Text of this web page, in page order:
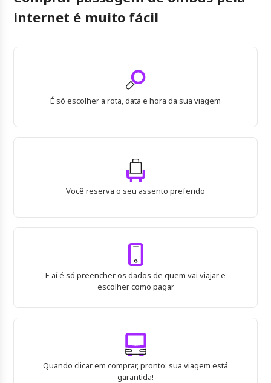
internet é muito fácil
É só escolher a rota, data e hora da sua viagem
Você reserva o seu assento preferido
E aí é só preencher os dados de quem vai viajar e
escolher como pagar
Quando clicar em comprar, pronto: sua viagem está
garantida!